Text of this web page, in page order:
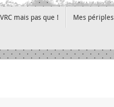
mais pas que ! Mes périples